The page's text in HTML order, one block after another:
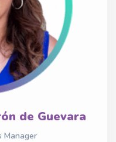
de Guevara
Manager